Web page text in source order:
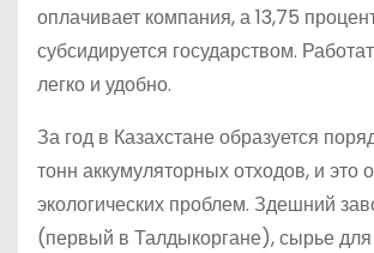
оплачивает компания, а 13,75
субсидируется государством.
легко и удобно.
За год в Казахстане образуется
тонн аккумуляторных отходов, и это
экологических проблем. Здешний
(первый в Талдыкоргане), сырье для